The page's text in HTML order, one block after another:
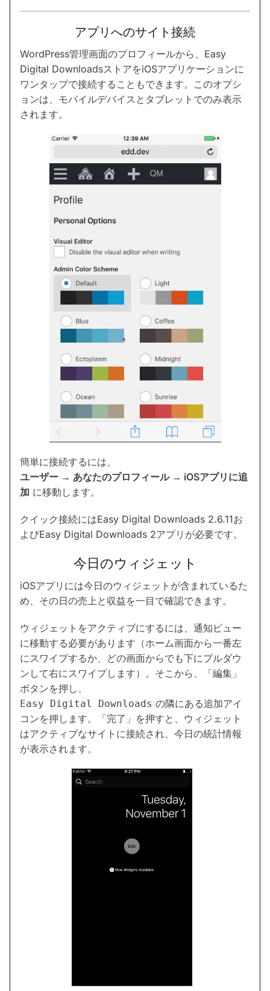
アプリへのサイト接続
WordPress管理画面のプロフィールから、Easy
Digital DownloadsストアをiOSアプリケーションに
ワンタップで接続することもできます。このオプシ
ョンは、モバイルデバイスとタブレットでのみ表示
されます。
簡単に接続するには、
ユーザー → あなたのプロフィール → iOSアプリに追
加 に移動します。
クイック接続にはEasy Digital Downloads 2.6.11お
よびEasy Digital Downloads 2アプリが必要です。
今日のウィジェット
iOSアプリには今日のウィジェットが含まれているた
め、その日の売上と収益を一目で確認できます。
ウィジェットをアクティブにするには、通知ビュー
に移動する必要があります（ホーム画面から一番左
にスワイプするか、どの画面からでも下にプルダウ
ンして右にスワイプします）。そこから、「編集」
ボタンを押し、
Easy Digital Downloads の隣にある追加アイ
コンを押します。「完了」を押すと、ウィジェット
はアクティブなサイトに接続され、今日の統計情報
が表示されます。